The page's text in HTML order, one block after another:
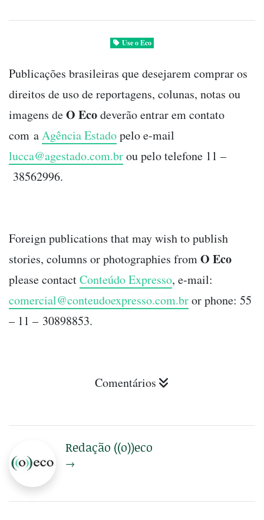
Use o Eco
Publicações brasileiras que desejarem comprar os
direitos de uso de reportagens, colunas, notas ou
imagens deO Ecodeverão entrar em contato
com aAgência Estadopelo e-mail
lucca@agestado.com.brou pelo telefone 11 –
38562996.
Foreign publications that may wish to publish
stories, columns or photographies fromO Eco
please contactConteúdo Expresso, e-mail:
comercial@conteudoexpresso.com.bror phone: 55
– 11 – 30898853.
Comentários
Redação ((o))eco
→